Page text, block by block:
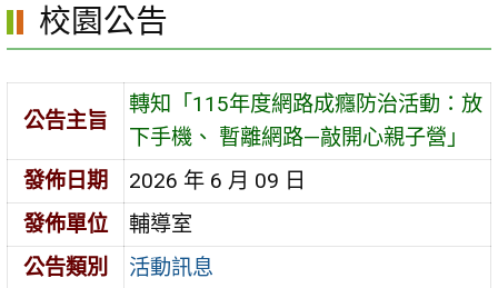
校園公告
公告主旨
轉知「115年度網路成癮防治活動：放
下手機、 暫離網路—敲開心親子營」
發佈日期
2026 年 6 月 09 日
發佈單位
輔導室
公告類別
活動訊息